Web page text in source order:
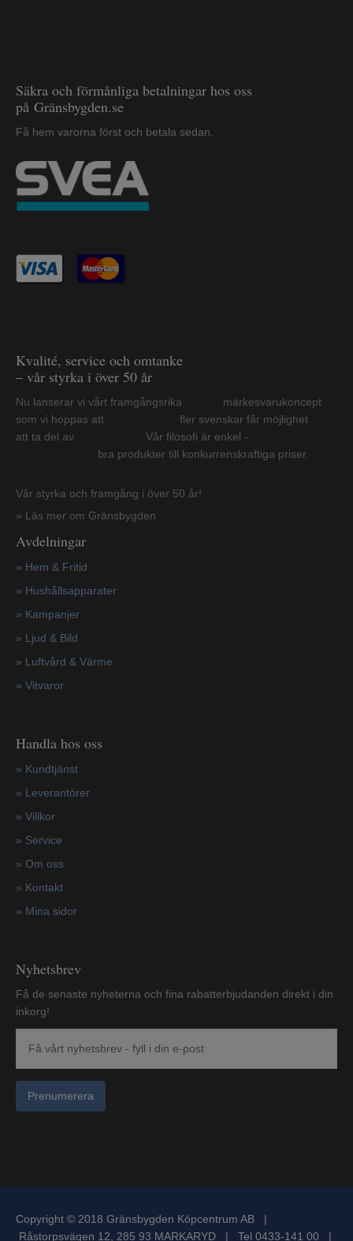
Säkra och förmånliga betalningar hos oss
på Gränsbygden.se
Få hem varorna först och betala sedan.
Kvalité, service och omtanke
– vår styrka i över 50 år
Nu lanserar vi vårt framgångsrika märkesvarukoncept
som vi hoppas att fler svenskar får möjlighet
att ta del av. Vår filosofi är enkel -
bra produkter till konkurrenskraftiga priser.
Vår styrka och framgång i över 50 år!
» Läs mer om Gränsbygden
Avdelningar
» Hem & Fritid
» Hushållsapparater
» Kampanjer
» Ljud & Bild
» Luftvård & Värme
» Vitvaror
Handla hos oss
» Kundtjänst
» Leverantörer
» Villkor
» Service
» Om oss
» Kontakt
» Mina sidor
Nyhetsbrev
Få de senaste nyheterna och fina rabatterbjudanden direkt i din
inkorg!
Prenumerera
Copyright © 2018 Gränsbygden Köpcentrum AB |
Råstorpsvägen 12, 285 93 MARKARYD | Tel 0433-141 00 |